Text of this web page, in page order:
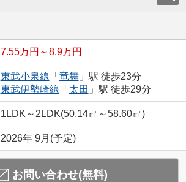
7.55万円～8.9万円
東武小泉線 「 竜舞」駅 徒歩23分
東武伊勢崎線 「 太田 」駅 徒歩29分
1LDK～2LDK(50.14㎡～58.60㎡)
2026年 9月(予定)
お問い合わせ(無料)